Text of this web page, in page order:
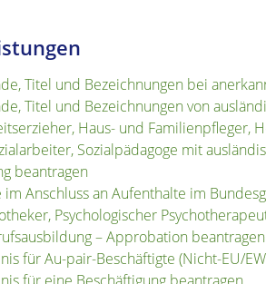
Titel und Bezeichnungen bei
Titel und Bezeichnungen von
Haus- und Familienpfleger,
Sozialpädagoge mit
beantragen
Anschluss an Aufenthalte im
Psychologischer
– Approbation beantragen
für Au-pair-Beschäftigte (Nicht-EU/